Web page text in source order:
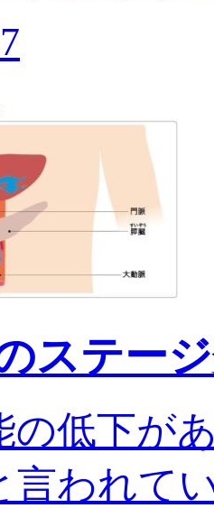
ステー
の低下が
言われて